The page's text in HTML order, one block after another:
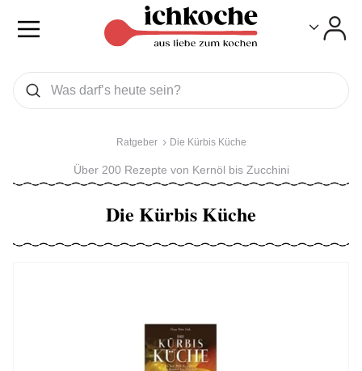
Was wollen Sie suchen
Suchen
Ratgeber Die Kürbis Küche
Über 200 Rezepte von Kernöl bis Zucchini
Die Kürbis Küche